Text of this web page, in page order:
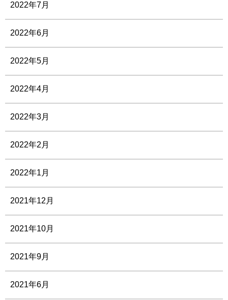
2022年7月
2022年6月
2022年5月
2022年4月
2022年3月
2022年2月
2022年1月
2021年12月
2021年10月
2021年9月
2021年6月